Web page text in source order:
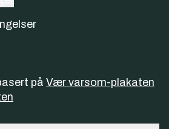
på Vær varsom-plakaten